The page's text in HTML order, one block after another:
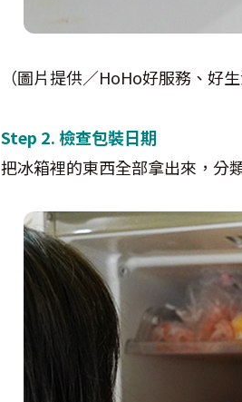
（圖片提供／HoHo好服務、好生
​Step 2. 檢查包裝日期
把冰箱裡的東西全部拿出來，分